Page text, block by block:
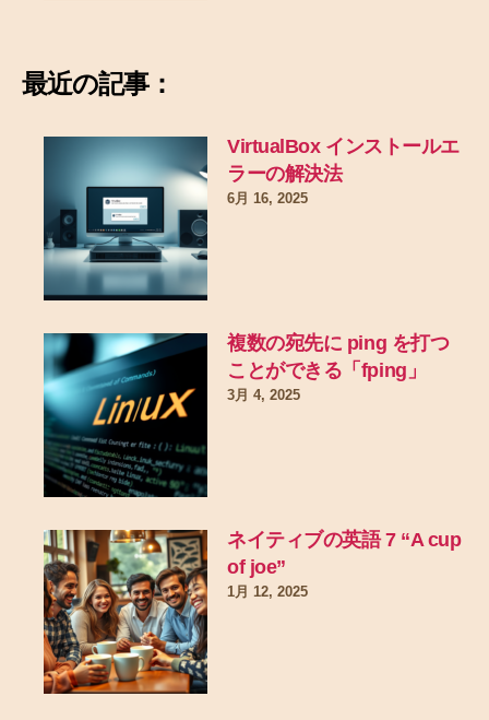
最近の記事：
VirtualBox インストールエ
ラーの解決法
6月 16, 2025
複数の宛先に ping を打つ
ことができる「fping」
3月 4, 2025
ネイティブの英語 7 “A cup
of joe”
1月 12, 2025